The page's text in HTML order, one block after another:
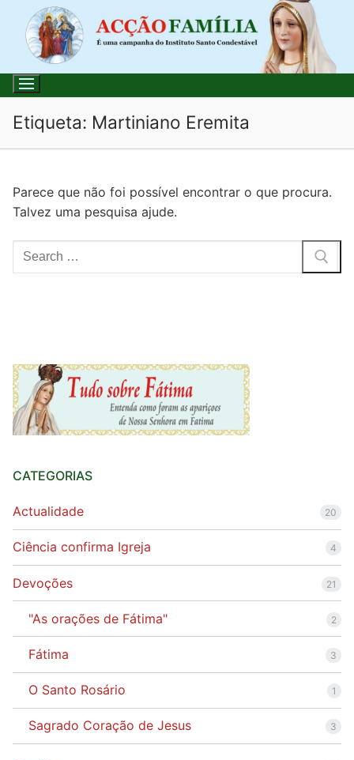
para
conteúdo
por:
Quem somos nós
Etiqueta: Martiniano Eremita
Parece que não foi possível encontrar o que procura.
Talvez uma pesquisa ajude.
Pesquisar
CATEGORIAS
Actualidade 20
Ciência confirma Igreja 4
Devoções 21
"As orações de Fátima" 2
Fátima 3
O Santo Rosário 1
Sagrado Coração de Jesus 3